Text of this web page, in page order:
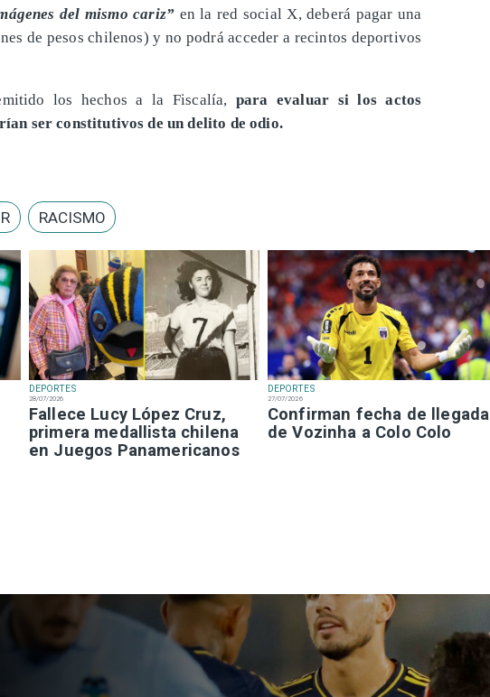
DEPORTES
28/07/2026
Fallece Lucy López Cruz,
primera medallista chilena
en Juegos Panamericanos
DEPORTES
27/07/2026
Confirman fecha de llegada
de Vozinha a Colo Colo
del mismo cariz” en la red social X, deberá pagar una
de pesos chilenos) y no podrá acceder a recintos deportivos
los hechos a la Fiscalía, para evaluar si los actos
ser constitutivos de un delito de odio.
RACISMO